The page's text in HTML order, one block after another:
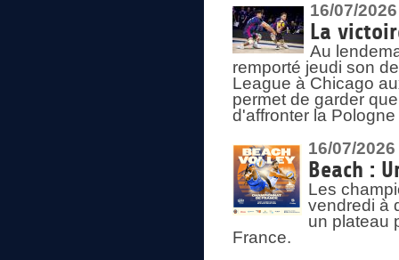
16/07/2026
La
Au
remporté jeudi son
League à Chicago
permet de garder
d'affronter la
16/07/2026
Beach :
Les
vendredi à
un plateau
France.